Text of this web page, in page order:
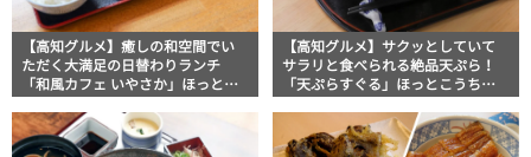
【高知グルメ】癒しの和空間でい
ただく大満足の日替わりランチ
「和風カフェ いやさか」ほっとこ
【高知グルメ】サクッとしていて
サラリと食べられる絶品天ぷら！
「天ぷらすぐる」ほっとこうちお